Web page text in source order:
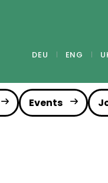
DEU ENG
Events